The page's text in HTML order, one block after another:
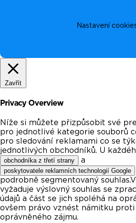
Nastavení
Zavřít
Privacy Overview
Níže si můžete přizpůsobit své
pro jednotlivé kategorie souborů
pro sledování reklamami co se
jednotlivých obchodníků. U
obchodníka z třetí strany a
poskytovatele reklamních technologií Google
podrobně segmentovaný
vyžaduje výslovný souhlas se
údajů a část se jich spoléhá na
ovšem právo vznést námitku
oprávněného zájmu.